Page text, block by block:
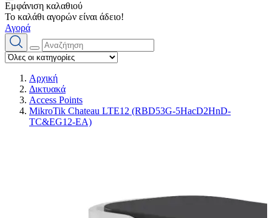
Εμφάνιση καλαθιού
Το καλάθι αγορών είναι άδειο!
Αγορά
Αρχική
Δικτυακά
Access Points
MikroTik Chateau LTE12 (RBD53G-5HacD2HnD-
TC&EG12-EA)